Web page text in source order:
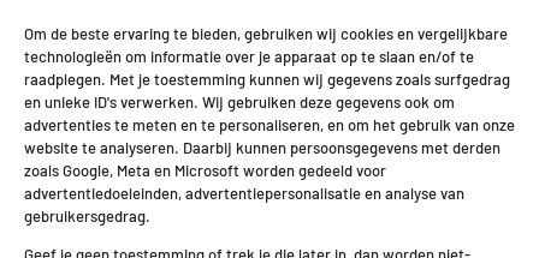
Om de beste ervaring te bieden, gebruiken wij cookies en vergelijkbare
technologieën om informatie over je apparaat op te slaan en/of te
raadplegen. Met je toestemming kunnen wij gegevens zoals surfgedrag
en unieke ID's verwerken. Wij gebruiken deze gegevens ook om
advertenties te meten en te personaliseren, en om het gebruik van onze
website te analyseren. Daarbij kunnen persoonsgegevens met derden
zoals Google, Meta en Microsoft worden gedeeld voor
advertentiedoeleinden, advertentiepersonalisatie en analyse van
gebruikersgedrag.
G
D
P
R
o
v
e
r
e
Ik stem ermee in dat deze site mijn
ingediende informatie opslaat zodat zij op
mijn vraag kunnen reageren.*
Verzenden